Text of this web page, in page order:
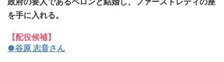
を手に入れる。
【配役候補】
●谷原 志音さん